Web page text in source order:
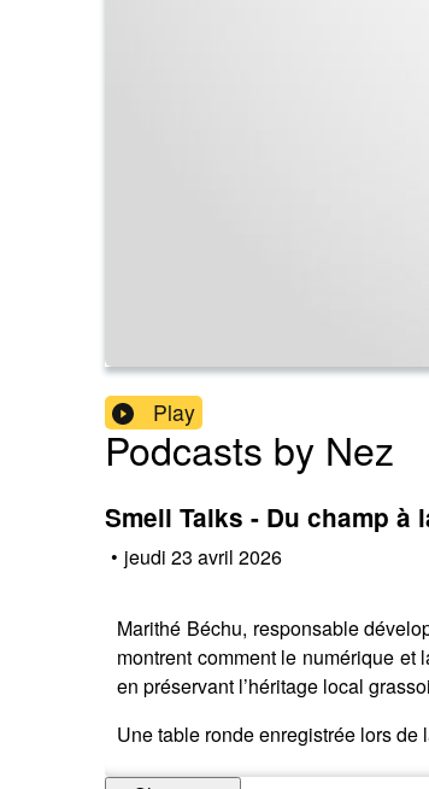
Play
Podcasts by Nez
Smell Talks - Du champ à
• jeudi 23 avril 2026
Marithé Béchu, responsable
montrent comment le numérique
en préservant l’héritage local
Une table ronde enregistrée lors
----